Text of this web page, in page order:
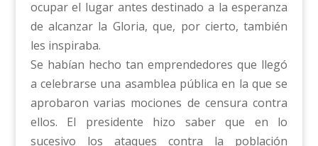
ocupar el lugar antes destinado a la esperanza
de alcanzar la Gloria, que, por cierto, también
les inspiraba.
Se habían hecho tan emprendedores que llegó
a celebrarse una asamblea pública en la que se
aprobaron varias mociones de censura contra
ellos. El presidente hizo saber que en lo
sucesivo los ataques contra la población